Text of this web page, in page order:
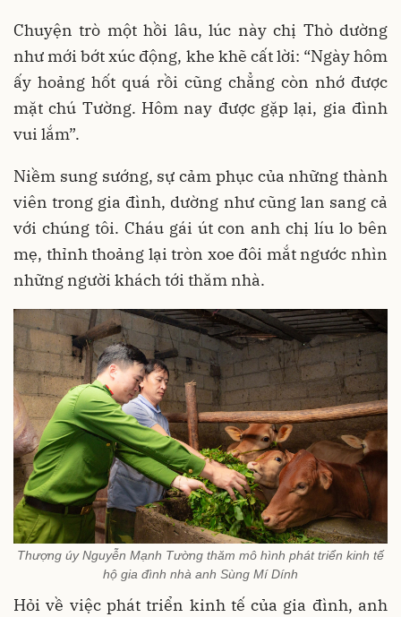
Chuyện trò một hồi lâu, lúc này chị Thò dường
như mới bớt xúc động, khe khẽ cất lời: “Ngày hôm
ấy hoảng hốt quá rồi cũng chẳng còn nhớ được
mặt chú Tường. Hôm nay được gặp lại, gia đình
vui lắm”.
Niềm sung sướng, sự cảm phục của những thành
viên trong gia đình, dường như cũng lan sang cả
với chúng tôi. Cháu gái út con anh chị líu lo bên
mẹ, thỉnh thoảng lại tròn xoe đôi mắt ngước nhìn
những người khách tới thăm nhà.
Thượng úy Nguyễn Mạnh Tường thăm mô hình phát triển kinh tế
hộ gia đình nhà anh Sùng Mí Dính
Hỏi về việc phát triển kinh tế của gia đình, anh